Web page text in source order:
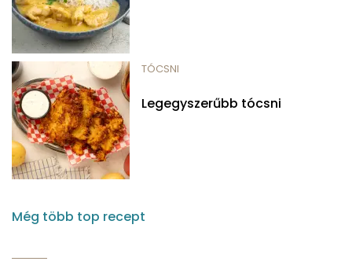
TÓCSNI
Legegyszerűbb tócsni
Még több top recept